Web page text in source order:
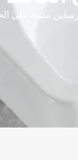
مثبتة على